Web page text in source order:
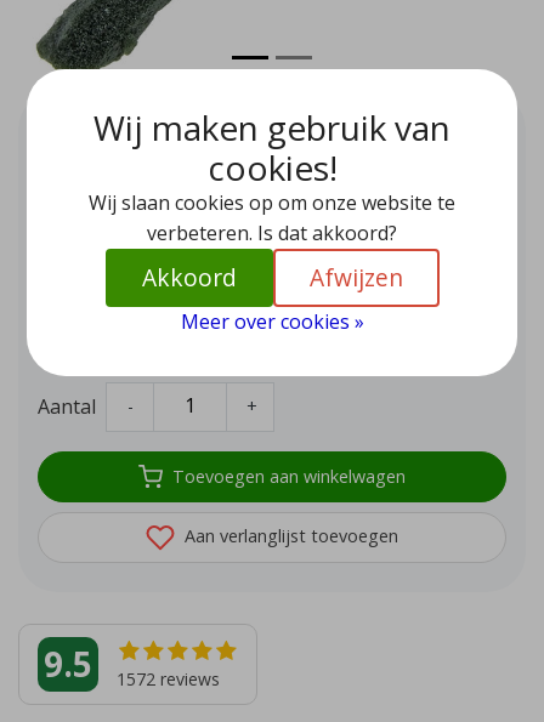
Lodoliet of chlorietkwarts
kristal
EUR 12,95
Lodoliet is een prachtige heldere kwarts met minerale
insluitingen die opgesloten liggen als een stilleven. Ieder
kristal is uniek in kleur en vorm, een echte steen om bij weg
Aantal - +
Toevoegen aan winkelwagen
Aan verlanglijst toevoegen
9.5 1572 reviews
Wij maken gebruik van
cookies!
Wij slaan cookies op om onze website te
verbeteren. Is dat akkoord?
Akkoord Afwijzen
Meer over cookies »